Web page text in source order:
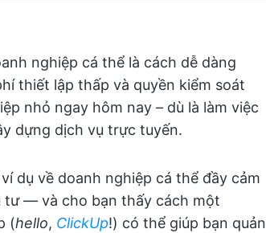
nghiệp cá thể là cách dễ dàng
thiết lập thấp và quyền kiểm soát
nhỏ ngay hôm nay – dù là làm việc
dựng dịch vụ trực tuyến.
dụ về doanh nghiệp cá thể đầy cảm
tư — và cho bạn thấy cách một
(hello, ClickUp!) có thể giúp bạn quản